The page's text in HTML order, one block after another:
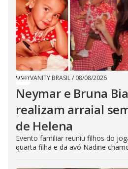
VANITY BRASIL/ 08/08/2026
Neymar e Bruna
realizam arraial
de Helena
Evento familiar reuniu filhos do
quarta filha e da avó Nadine